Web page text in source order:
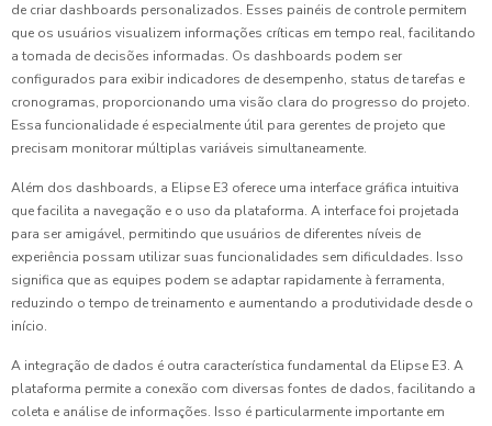
de criar dashboards personalizados. Esses painéis de controle permitem
que os usuários visualizem informações críticas em tempo real, facilitando
a tomada de decisões informadas. Os dashboards podem ser
configurados para exibir indicadores de desempenho, status de tarefas e
cronogramas, proporcionando uma visão clara do progresso do projeto.
Essa funcionalidade é especialmente útil para gerentes de projeto que
precisam monitorar múltiplas variáveis simultaneamente.
Além dos dashboards, a Elipse E3 oferece uma interface gráfica intuitiva
que facilita a navegação e o uso da plataforma. A interface foi projetada
para ser amigável, permitindo que usuários de diferentes níveis de
experiência possam utilizar suas funcionalidades sem dificuldades. Isso
significa que as equipes podem se adaptar rapidamente à ferramenta,
reduzindo o tempo de treinamento e aumentando a produtividade desde o
início.
A integração de dados é outra característica fundamental da Elipse E3. A
plataforma permite a conexão com diversas fontes de dados, facilitando a
coleta e análise de informações. Isso é particularmente importante em